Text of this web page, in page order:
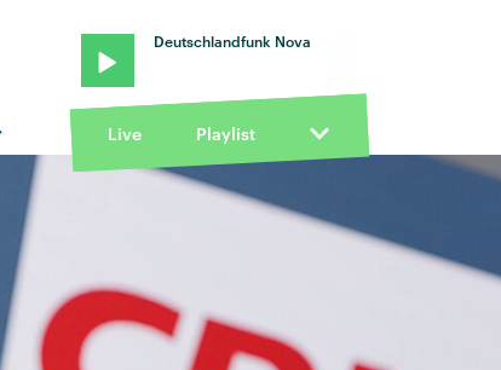
Deutschlandfunk Nova
Live Playlist